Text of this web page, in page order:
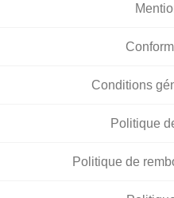
Conditions
Politique
Politique de